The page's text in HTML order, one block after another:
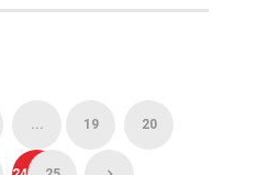
... 19 20